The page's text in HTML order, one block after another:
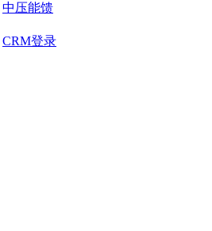
中压能馈
CRM登录